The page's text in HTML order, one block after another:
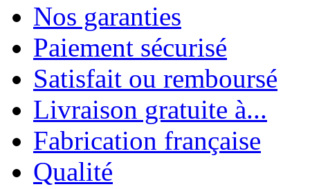
Nos garanties
Paiement sécurisé
Satisfait ou remboursé
Livraison gratuite à...
Fabrication française
Qualité